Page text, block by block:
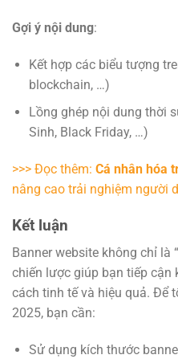
Gợi ý nội dung:
Kết hợp các biểu tượng
blockchain, …)
Lồng ghép nội dung thời
Sinh, Black Friday, …)
>>> Đọc thêm: Cá nhân hóa
nâng cao trải nghiệm người
Kết luận
Banner website không chỉ là
chiến lược giúp bạn tiếp cận
cách tinh tế và hiệu quả. Để
2025, bạn cần:
Sử dụng kích thước